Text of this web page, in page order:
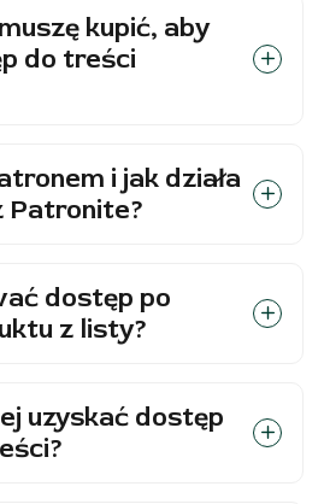
kupić, aby
do treści
i jak działa
Patronite?
dostęp po
z listy?
uzyskać dostęp